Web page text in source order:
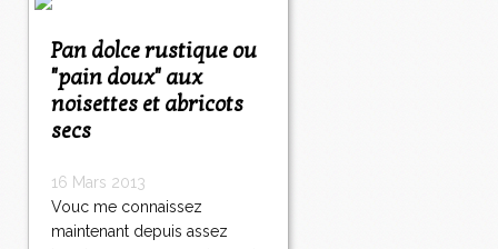
Pan dolce rustique ou
"pain doux" aux
noisettes et abricots
secs
16 Mars 2013
Vouc me connaissez
maintenant depuis assez